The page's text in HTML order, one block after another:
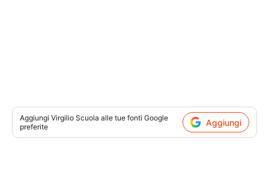
Aggiungi Virgilio Scuola alle tue fonti Google
preferite
Aggiungi